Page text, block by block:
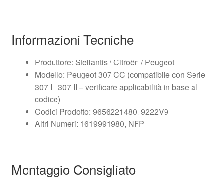
Informazioni Tecniche
Produttore: Stellantis / Citroën / Peugeot
Modello: Peugeot 307 CC (compatibile con Serie
307 I | 307 II – verificare applicabilità in base al
codice)
Codici Prodotto: 9656221480, 9222V9
Altri Numeri: 1619991980, NFP
Montaggio Consigliato